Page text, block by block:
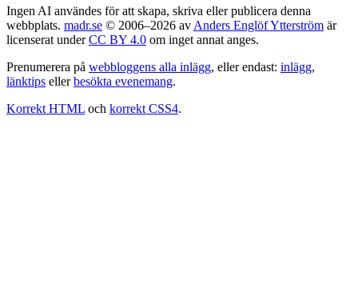
Ingen AI användes för att skapa, skriva eller publicera denna
webbplats. madr.se © 2006–2026 av Anders Englöf Ytterström är
licenserat underCC BY 4.0 om inget annat anges.
Prenumerera på webbloggens alla inlägg, eller endast: inlägg,
länktips ellerbesökta evenemang.
Korrekt HTML och korrekt CSS4.